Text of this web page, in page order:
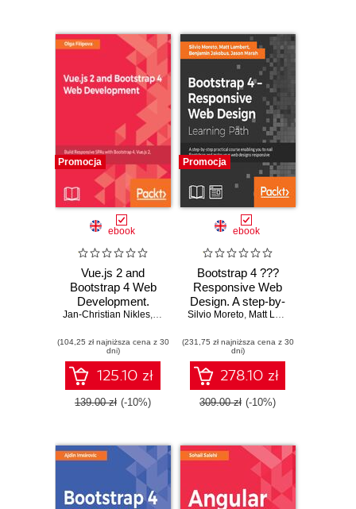
Promocja
ebook
Vue.js 2 and
Bootstrap 4 Web
Development.
Build responsive
Bootstrap 4, Vue.js
2, and Firebase
Jan-Christian Nikles, Olga Filipova
(104,25 zł najniższa cena z 30
dni)
125.10 zł
139.00 zł (-10%)
Promocja
ebook
Bootstrap 4 ???
Responsive Web
Design. A step-by-
step practical
you to nail
Bootstrap and
make your web
designs
responsive
Silvio Moreto, Matt Lambert
(231,75 zł najniższa cena z 30
dni)
278.10 zł
309.00 zł (-10%)